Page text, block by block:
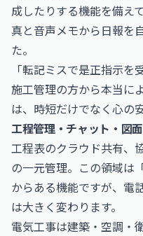
成したりする機能を備え
真と音声メモから日報を
た。
「転記ミスで是正指示
施工管理の方から本当に
は、時短だけでなく心の
工程管理・チャット・図
工程表のクラウド共有、
の一元管理。この領域は
からある機能ですが、電
は大きく変わります。
電気工事は建築・空調・